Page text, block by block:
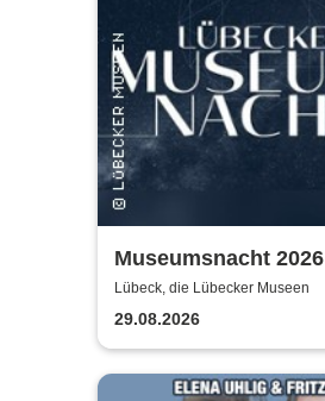
Museumsnacht 2026
Lübeck, die Lübecker Museen
29.08.2026